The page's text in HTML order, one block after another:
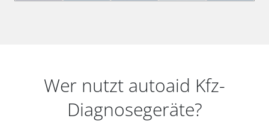
Wer nutzt autoaid Kfz-
Diagnosegeräte?